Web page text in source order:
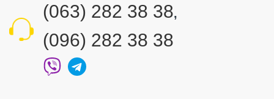
(063) 282 38 38,
(096) 282 38 38